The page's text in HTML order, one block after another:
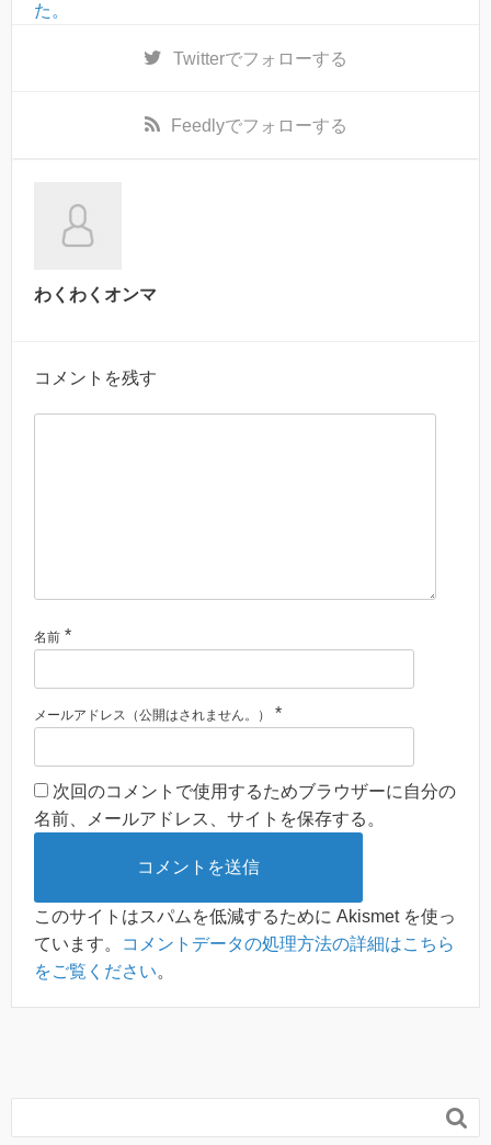
た。
Twitterでフォローする
Feedlyでフォローする
わくわくオンマ
コメントを残す
名前 *
メールアドレス（公開はされません。） *
次回のコメントで使用するためブラウザーに自分の
名前、メールアドレス、サイトを保存する。
このサイトはスパムを低減するために Akismet を使っ
ています。
コメントデータの処理方法の詳細はこちら
をご覧ください。
